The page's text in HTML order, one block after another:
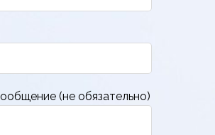
(не обязательно)